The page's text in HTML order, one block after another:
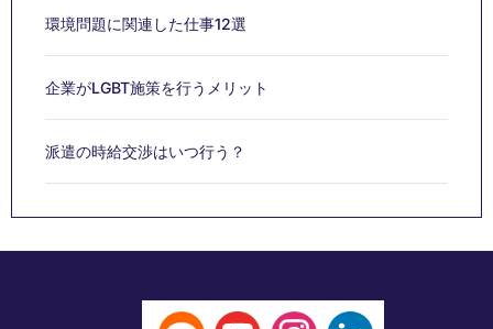
環境問題に関連した仕事12選
企業がLGBT施策を行うメリット
派遣の時給交渉はいつ行う？